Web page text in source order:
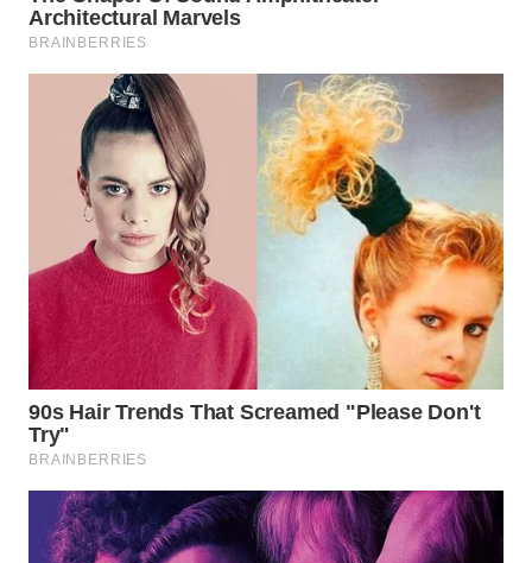
SUKABUMI
WN
PURWAKARTA
WN
PRIANGAN
TIMUR
WN
SEMARANG
WN
WN
BOROBUDUR
WN